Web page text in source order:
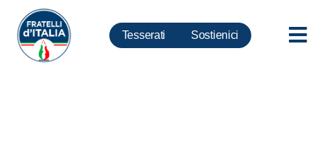
Tesserati Sostienici